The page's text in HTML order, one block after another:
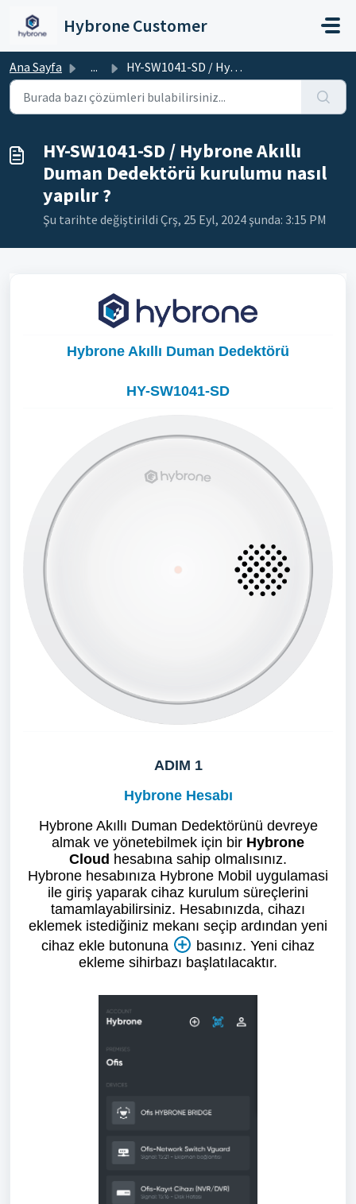
Hybrone Customer
Ana Sayfa ... HY-SW1041-SD / Hybrone Akıllı Duman Dedektörü kurulumu na...
HY-SW1041-SD / Hybrone Akıllı
Duman Dedektörü kurulumu nasıl
yapılır ?
Şu tarihte değiştirildi Çrş, 25 Eyl, 2024 şunda: 3:15 PM
Hybrone Akıllı Duman Dedektörü
HY-SW1041-SD
ADIM 1
Hybrone Hesabı
Hybrone Akıllı Duman Dedektörünü devreye
almak ve yönetebilmek için bir Hybrone
Cloud hesabına sahip olmalısınız.
Hybrone hesabınıza Hybrone Mobil uygulamasi
ile giriş yaparak cihaz kurulum süreçlerini
tamamlayabilirsiniz. Hesabınızda, cihazı
eklemek istediğiniz mekanı seçip ardından yeni
cihaz ekle butonuna
basınız. Yeni cihaz
ekleme sihirbazı başlatılacaktır.